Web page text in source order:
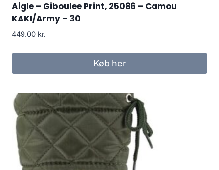
Aigle – Giboulee Print, 25086 – Camou
KAKI/Army – 30
449.00 kr.
Køb her